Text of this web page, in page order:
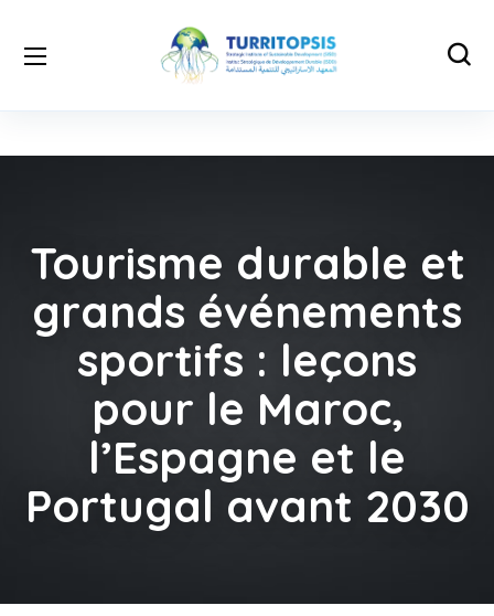
Tourisme durable et
grands événements
sportifs : leçons
pour le Maroc,
l’Espagne et le
Portugal avant 2030